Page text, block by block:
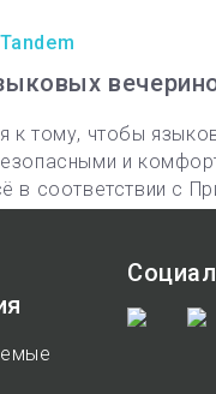
к тому, чтобы
и
в соответствии с